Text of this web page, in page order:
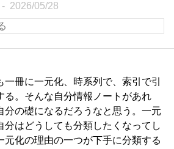
2026/05/28
一冊に一元化、時系列で、索引で引
る。そんな自分情報ノートがあれ
分の礎になるだろうなと思う。一元
分はどうしても分類したくなってし
元化の理由の一つが下手に分類する